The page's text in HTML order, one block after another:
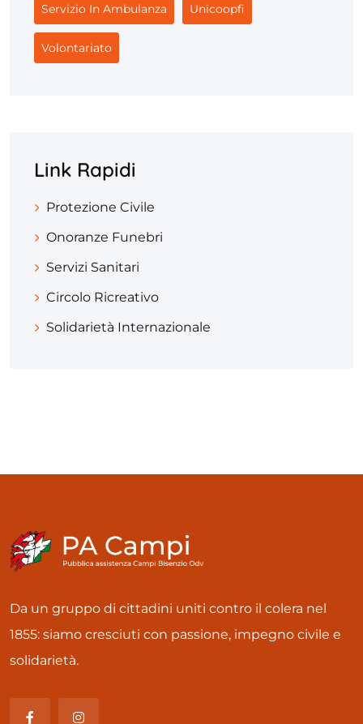
Servizio In Ambulanza Unicoopfi
Volontariato
Link Rapidi
Protezione Civile
Onoranze Funebri
Servizi Sanitari
Circolo Ricreativo
Solidarietà Internazionale
Da un gruppo di cittadini uniti contro il colera nel
1855: siamo cresciuti con passione, impegno civile e
solidarietà.